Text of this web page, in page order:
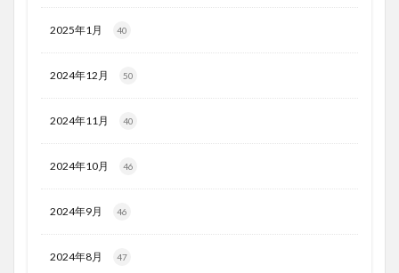
2025年1月 40
2024年12月 50
2024年11月 40
2024年10月 46
2024年9月 46
2024年8月 47